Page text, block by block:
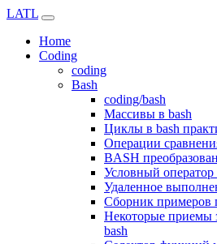
LATL
Home
Coding
coding
Bash
coding/bash
Массивы в bash
Циклы в bash
Операции
BASH
Условный оператор
Удаленное
Сборник примеров
Некоторые приемы
bash